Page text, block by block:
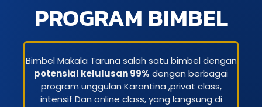
PROGRAM BIMBEL
Bimbel Makala Taruna salah satu bimbel dengan
potensial kelulusan 99% dengan berbagai
program unggulan Karantina ,privat class,
intensif Dan online class, yang langsung di